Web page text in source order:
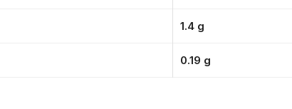
1.4 g
0.19 g